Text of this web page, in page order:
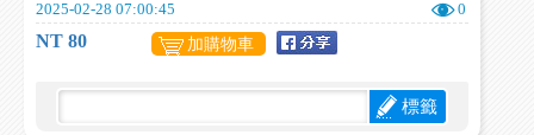
2025-02-28 07:00:45 0
NT 80 加購物車
標籤